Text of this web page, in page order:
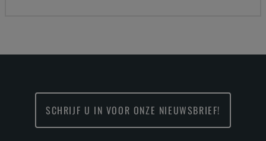
SCHRIJF U IN VOOR ONZE NIEUWSBRIEF!